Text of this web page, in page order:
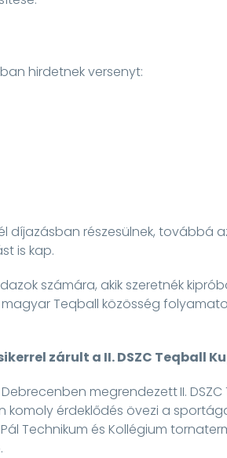
hirdetnek versenyt:
díjazásban részesülnek, továbbá
is kap.
számára, akik szeretnék
Teqball közösség
zárult a II. DSZC Teqball
megrendezettII.
érdeklődés övezi a
Technikum és Kollégium